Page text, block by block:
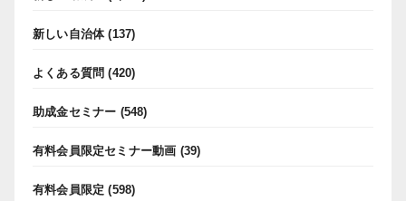
新しい自治体(137)
よくある質問 (420)
助成金セミナー (548)
有料会員限定セミナー動画 (39)
有料会員限定 (598)